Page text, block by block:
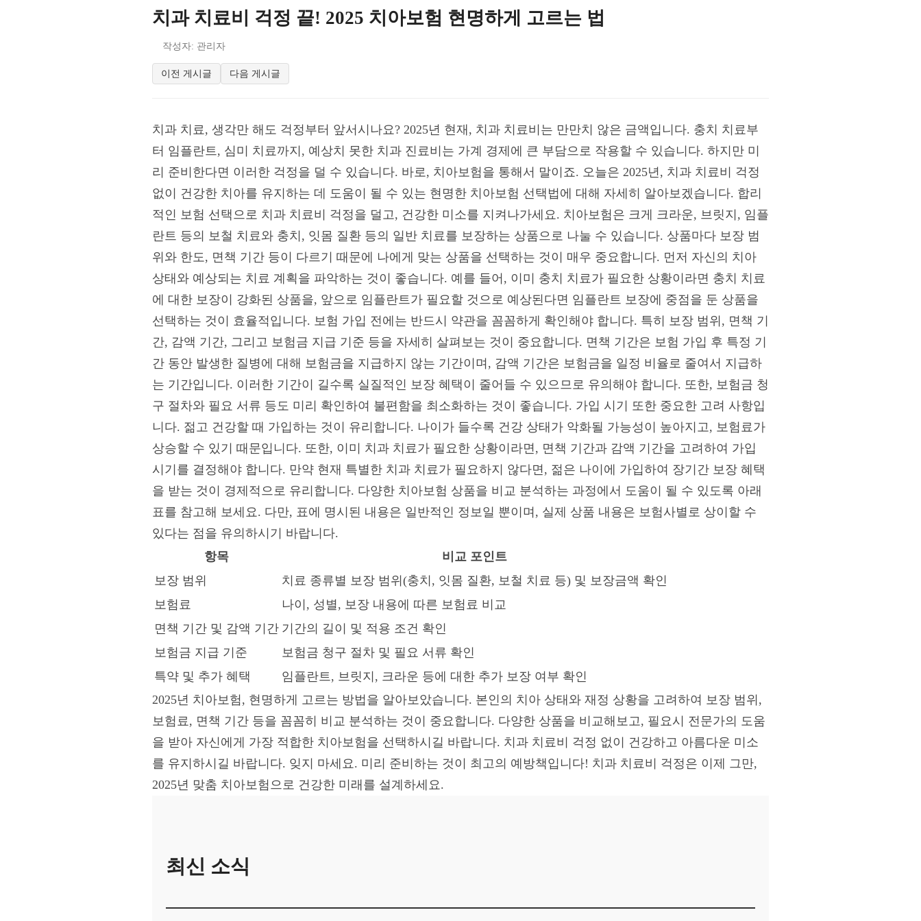
치과 치료비 걱정 끝! 2025 치아보험 현명하게 고르는 법
작성자: 관리자
이전 게시글 다음 게시글
치과 치료, 생각만 해도 걱정부터 앞서시나요? 2025년 현재, 치과 치료비는 만만치 않은 금액입니다. 충치 치료부
터 임플란트, 심미 치료까지, 예상치 못한 치과 진료비는 가계 경제에 큰 부담으로 작용할 수 있습니다. 하지만 미
리 준비한다면 이러한 걱정을 덜 수 있습니다. 바로, 치아보험을 통해서 말이죠. 오늘은 2025년, 치과 치료비 걱정
없이 건강한 치아를 유지하는 데 도움이 될 수 있는 현명한 치아보험 선택법에 대해 자세히 알아보겠습니다. 합리
적인 보험 선택으로 치과 치료비 걱정을 덜고, 건강한 미소를 지켜나가세요. 치아보험은 크게 크라운, 브릿지, 임플
란트 등의 보철 치료와 충치, 잇몸 질환 등의 일반 치료를 보장하는 상품으로 나눌 수 있습니다. 상품마다 보장 범
위와 한도, 면책 기간 등이 다르기 때문에 나에게 맞는 상품을 선택하는 것이 매우 중요합니다. 먼저 자신의 치아
상태와 예상되는 치료 계획을 파악하는 것이 좋습니다. 예를 들어, 이미 충치 치료가 필요한 상황이라면 충치 치료
에 대한 보장이 강화된 상품을, 앞으로 임플란트가 필요할 것으로 예상된다면 임플란트 보장에 중점을 둔 상품을
선택하는 것이 효율적입니다. 보험 가입 전에는 반드시 약관을 꼼꼼하게 확인해야 합니다. 특히 보장 범위, 면책 기
간, 감액 기간, 그리고 보험금 지급 기준 등을 자세히 살펴보는 것이 중요합니다. 면책 기간은 보험 가입 후 특정 기
간 동안 발생한 질병에 대해 보험금을 지급하지 않는 기간이며, 감액 기간은 보험금을 일정 비율로 줄여서 지급하
는 기간입니다. 이러한 기간이 길수록 실질적인 보장 혜택이 줄어들 수 있으므로 유의해야 합니다. 또한, 보험금 청
구 절차와 필요 서류 등도 미리 확인하여 불편함을 최소화하는 것이 좋습니다. 가입 시기 또한 중요한 고려 사항입
니다. 젊고 건강할 때 가입하는 것이 유리합니다. 나이가 들수록 건강 상태가 악화될 가능성이 높아지고, 보험료가
상승할 수 있기 때문입니다. 또한, 이미 치과 치료가 필요한 상황이라면, 면책 기간과 감액 기간을 고려하여 가입
시기를 결정해야 합니다. 만약 현재 특별한 치과 치료가 필요하지 않다면, 젊은 나이에 가입하여 장기간 보장 혜택
을 받는 것이 경제적으로 유리합니다. 다양한 치아보험 상품을 비교 분석하는 과정에서 도움이 될 수 있도록 아래
표를 참고해 보세요. 다만, 표에 명시된 내용은 일반적인 정보일 뿐이며, 실제 상품 내용은 보험사별로 상이할 수
있다는 점을 유의하시기 바랍니다.
항목
비교 포인트
보장 범위
치료 종류별 보장 범위(충치, 잇몸 질환, 보철 치료 등) 및 보장금액 확인
보험료
나이, 성별, 보장 내용에 따른 보험료 비교
면책 기간 및 감액 기간 기간의 길이 및 적용 조건 확인
보험금 지급 기준
보험금 청구 절차 및 필요 서류 확인
특약 및 추가 혜택
임플란트, 브릿지, 크라운 등에 대한 추가 보장 여부 확인
2025년 치아보험, 현명하게 고르는 방법을 알아보았습니다. 본인의 치아 상태와 재정 상황을 고려하여 보장 범위,
보험료, 면책 기간 등을 꼼꼼히 비교 분석하는 것이 중요합니다. 다양한 상품을 비교해보고, 필요시 전문가의 도움
을 받아 자신에게 가장 적합한 치아보험을 선택하시길 바랍니다. 치과 치료비 걱정 없이 건강하고 아름다운 미소
를 유지하시길 바랍니다. 잊지 마세요. 미리 준비하는 것이 최고의 예방책입니다! 치과 치료비 걱정은 이제 그만,
2025년 맞춤 치아보험으로 건강한 미래를 설계하세요.
최신 소식